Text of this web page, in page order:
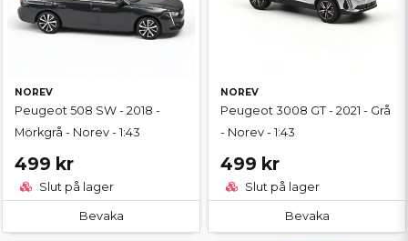
NOREV
Peugeot 508 SW - 2018 -
Mörkgrå - Norev - 1:43
499 kr
Slut på lager
Bevaka
NOREV
Peugeot 3008 GT - 2021 - Grå
- Norev - 1:43
499 kr
Slut på lager
Bevaka